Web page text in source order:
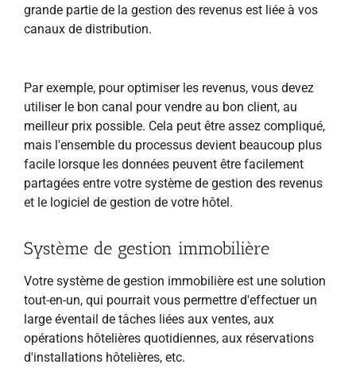
grande partie de la gestion des revenus est liée à vos
canaux de distribution.
Par exemple, pour optimiser les revenus, vous devez
utiliser le bon canal pour vendre au bon client, au
meilleur prix possible. Cela peut être assez compliqué,
mais l'ensemble du processus devient beaucoup plus
facile lorsque les données peuvent être facilement
partagées entre votre système de gestion des revenus
et le logiciel de gestion de votre hôtel.
Système de gestion immobilière
Votre système de gestion immobilière est une solution
tout-en-un, qui pourrait vous permettre d'effectuer un
large éventail de tâches liées aux ventes, aux
opérations hôtelières quotidiennes, aux réservations
d'installations hôtelières, etc.